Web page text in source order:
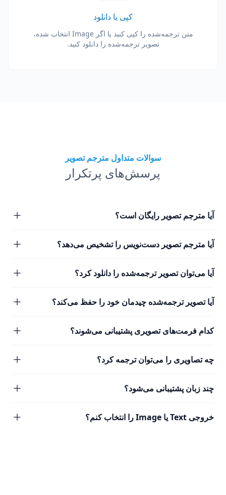
کپی یا دانلود
متن ترجمه‌شده را کپی کنید یا اگر Image انتخاب شده،
تصویر ترجمه‌شده را دانلود کنید.
سوالات متداول مترجم تصویر
پرسش‌های پرتکرار
آیا مترجم تصویر رایگان است؟
آیا مترجم تصویر دست‌نویس را تشخیص می‌دهد؟
آیا می‌توان تصویر ترجمه‌شده را دانلود کرد؟
آیا تصویر ترجمه‌شده چیدمان خود را حفظ می‌کند؟
کدام فرمت‌های تصویری پشتیبانی می‌شوند؟
چه تصاویری را می‌توان ترجمه کرد؟
چند زبان پشتیبانی می‌شود؟
خروجی Text یا Image را انتخاب کنم؟